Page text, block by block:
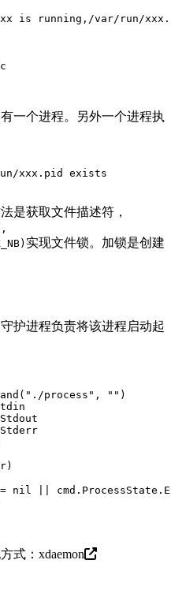
is running,/var/run/
一个进程。另外一个进程执
xxx.pid exists
是获取文件描述符，
实现文件锁。加锁是创建
护进程负责将该进程启动起
"./process" , "" )
nil
式： xdaemon